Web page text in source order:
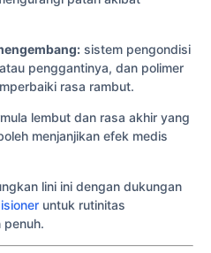
sistem pengondisi
penggantinya, dan polimer
rasa rambut.
lembut dan rasa akhir yang
menjanjikan efek medis
lini ini dengan dukungan
untuk rutinitas
penuh.